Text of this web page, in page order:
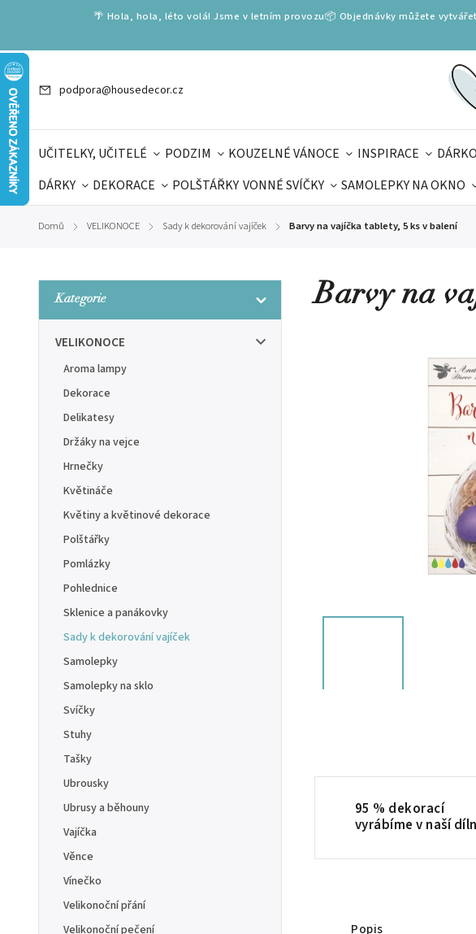
🌴 Hola, hola, léto volá! Jsme v letním provozu📦 Objednávky můžete
podpora@housedecor.cz
UČITELKY, UČITELÉ PODZIM KOUZELNÉ VÁNOCE INSPIRACE
DÁRKY
DEKORACE POLŠTÁŘKY VONNÉ SVÍČKY SAMOLEPKY NA OKNO
Domů / VELIKONOCE / Sady k dekorování vajíček / Barvy na vajíčka tablety, 5 ks v balení
Kategorie
VELIKONOCE
Aroma lampy
Dekorace
Delikatesy
Držáky na vejce
Hrnečky
Květináče
Květiny a květinové dekorace
Polštářky
Pomlázky
Pohlednice
Sklenice a panákovky
Sady k dekorování vajíček
Samolepky
Samolepky na sklo
Svíčky
Stuhy
Tašky
Ubrousky
Ubrusy a běhouny
Vajíčka
Věnce
Vínečko
Velikonoční přání
Velikonoční pečení
Barvy na
95 % dekorací
vyrábíme v naší
Popis